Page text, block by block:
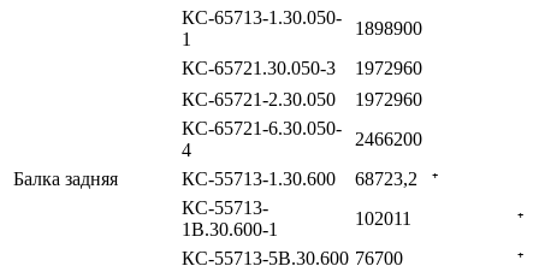
КС-65713-1.30.050-
1
1898900
КС-65721.30.050-3
1972960
КС-65721-2.30.050
1972960
КС-65721-6.30.050-
4
2466200
Балка задняя
КС-55713-1.30.600 68723,2
⁺
КС-55713-
1В.30.600-1
102011
⁺
КС-55713-5В.30.600 76700
⁺